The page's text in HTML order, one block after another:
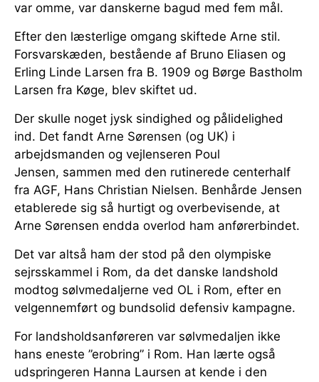
var omme, var danskerne bagud med fem mål.
Efter den læsterlige omgang skiftede Arne stil.
Forsvarskæden, bestående af Bruno Eliasen og
Erling Linde Larsen fra B. 1909 og Børge Bastholm
Larsen fra Køge, blev skiftet ud.
Der skulle noget jysk sindighed og pålidelighed
ind. Det fandt Arne Sørensen (og UK) i
arbejdsmanden og vejlenseren Poul
Jensen, sammen med den rutinerede centerhalf
fra AGF, Hans Christian Nielsen. Benhårde Jensen
etablerede sig så hurtigt og overbevisende, at
Arne Sørensen endda overlod ham anførerbindet.
Det var altså ham der stod på den olympiske
sejrsskammel i Rom, da det danske landshold
modtog sølvmedaljerne ved OL i Rom, efter en
velgennemført og bundsolid defensiv kampagne.
For landsholdsanføreren var sølvmedaljen ikke
hans eneste ”erobring” i Rom. Han lærte også
udspringeren Hanna Laursen at kende i den